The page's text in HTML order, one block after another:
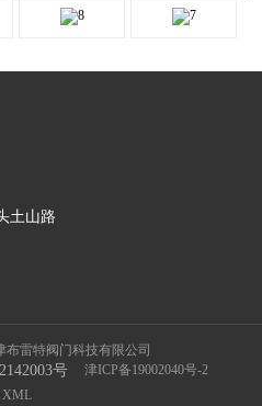
土山路
布雷特阀门科技有限公司
号
津ICP备19002040号-2
XML